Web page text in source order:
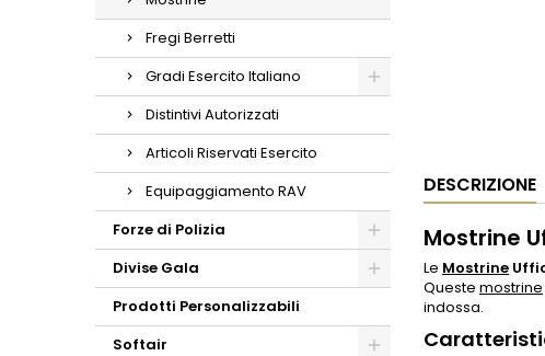
Fregi Berretti
Gradi Esercito Italiano
Distintivi Autorizzati
Articoli Riservati Esercito
Equipaggiamento RAV
Forze di Polizia
Divise Gala
Prodotti Personalizzabili
Softair
DESCRIZIONE
Mostrine
Le Mostrine
Queste mostrine
indossa.